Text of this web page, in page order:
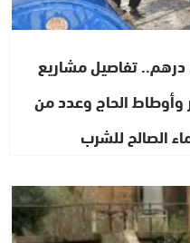
يقدر ب251 مليون درهم.. تفاصيل مشاريع
وأوطاط الحاج وعدد من
الصالح للشرب